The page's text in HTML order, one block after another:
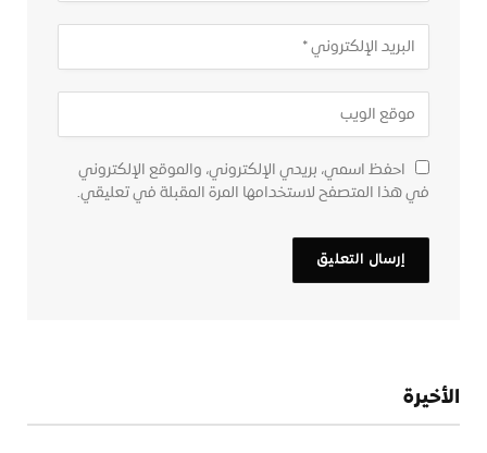
احفظ اسمي، بريدي الإلكتروني، والموقع الإلكتروني
في هذا المتصفح لاستخدامها المرة المقبلة في تعليقي.
الأخيرة